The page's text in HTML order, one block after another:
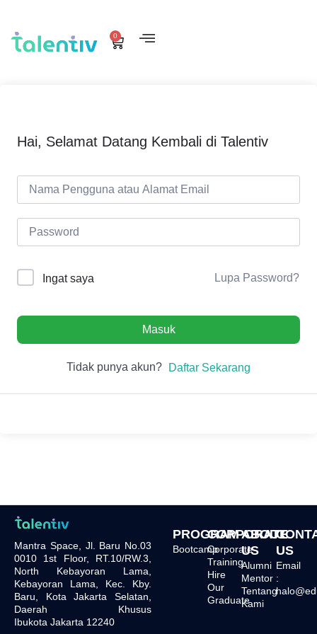
0
Hai, Selamat Datang Kembali di Talentiv
Ingat saya Lupa Password?
Masuk
Tidak punya akun? Daftar Sekarang
Mantra Space, Jl. Baru No.03
0010 1st Floor, RT.10/RW.3,
North Kebayoran Lama,
Kebayoran Lama, Kec. Kby.
Baru, Kota Jakarta Selatan,
Daerah Khusus
Ibukota Jakarta 12240
PROGRAM
Bootcamp
CORPORATE
Corporate
Training
Hire
Our
Graduate
ABOUT
US
Alumni
Mentor
Tentang
Kami
US
Email
: